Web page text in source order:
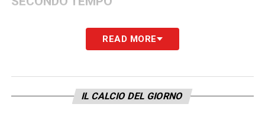
Garcia cambia posizione a De Ketelaere,
spostando Doku a prima punta e mettendo il
Al 51′ come d’abitudine si fa trovare pronto
per la spizzata di testa su lancio di Courtois.
READ MORE
IL CALCIO DEL GIORNO